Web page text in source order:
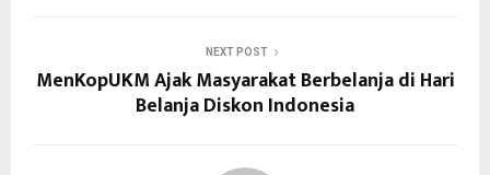
NEXT POST
MenKopUKM Ajak Masyarakat Berbelanja di Hari
Belanja Diskon Indonesia